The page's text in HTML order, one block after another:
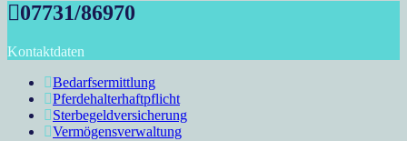
07731/86970
Kontaktdaten
Bedarfsermittlung
Pferdehalterhaftpflicht
Sterbegeldversicherung
Vermögensverwaltung